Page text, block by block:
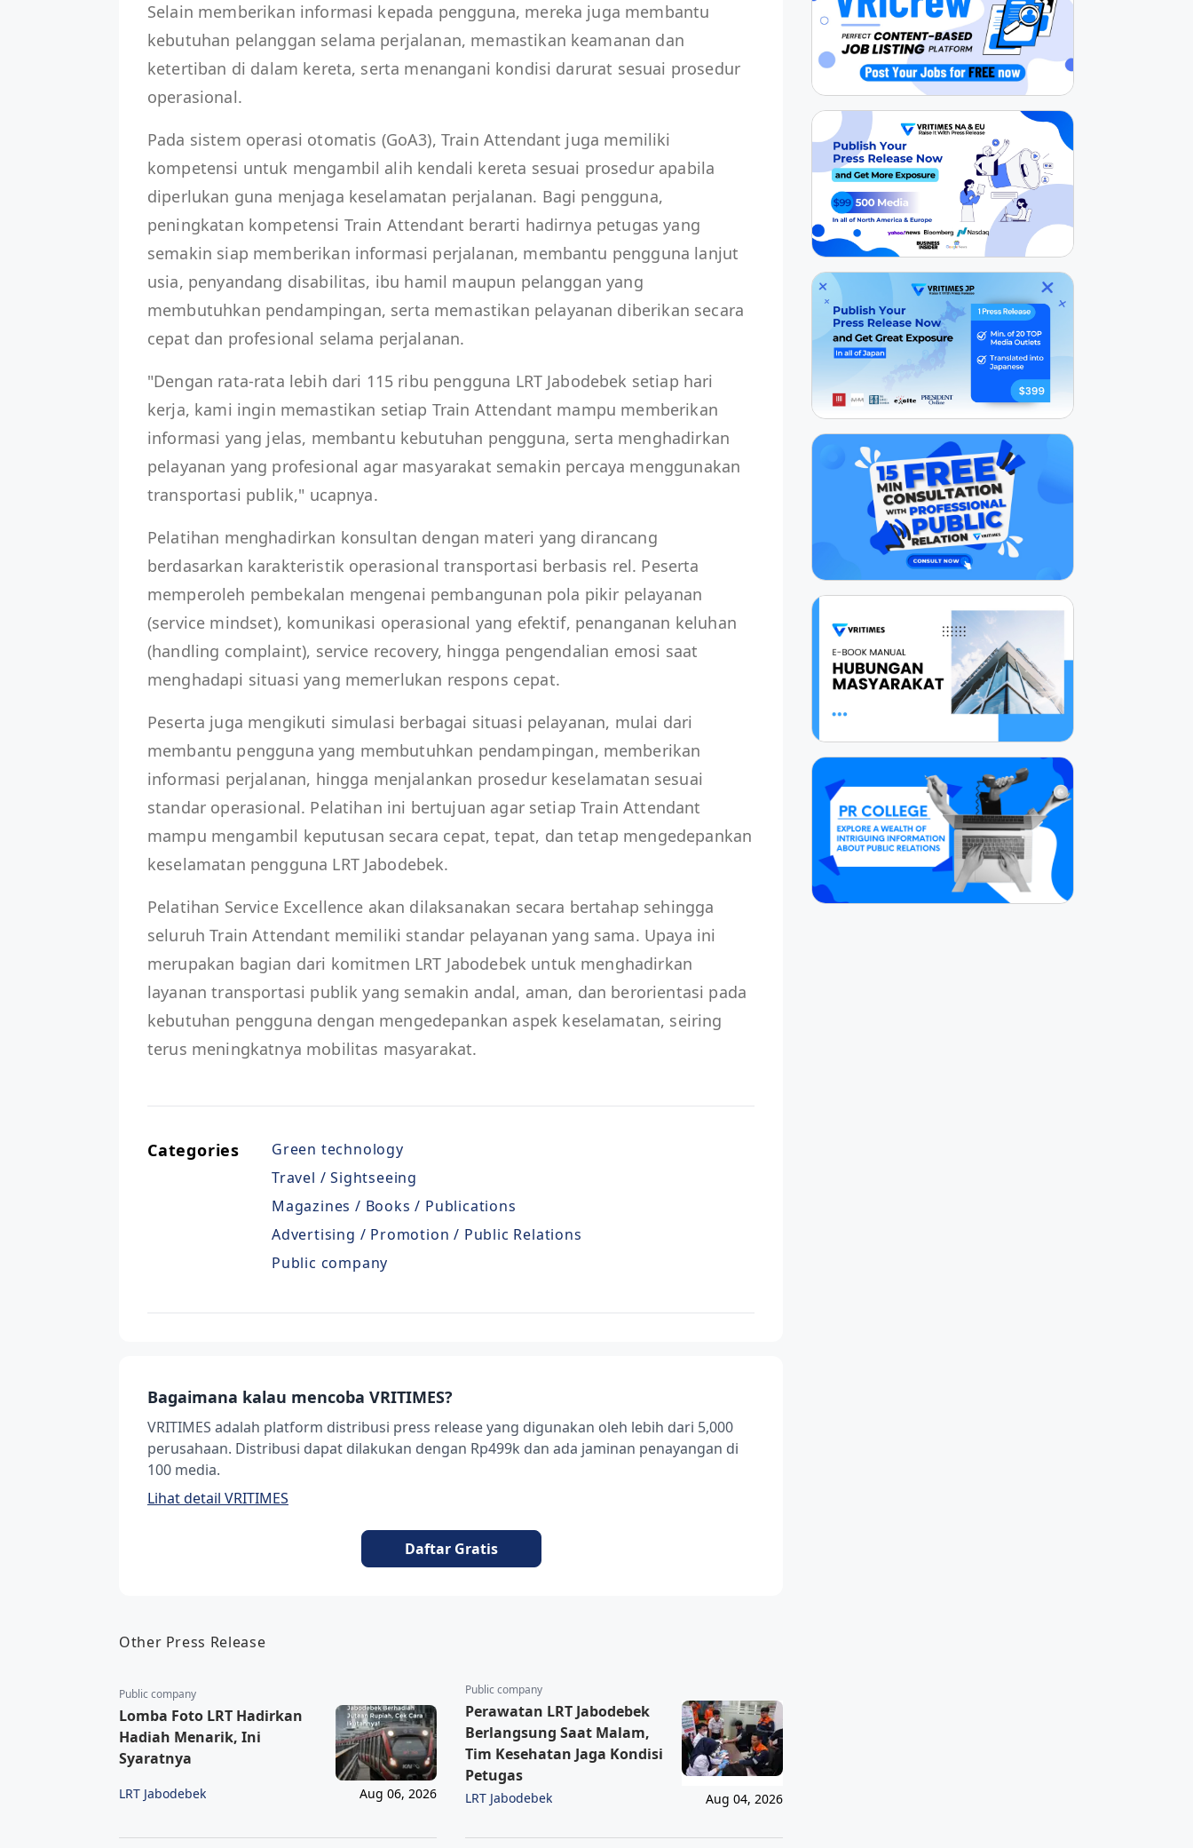
Selain memberikan informasi kepada pengguna, mereka juga membantu
kebutuhan pelanggan selama perjalanan, memastikan keamanan dan
ketertiban di dalam kereta, serta menangani kondisi darurat sesuai prosedur
operasional.
Pada sistem operasi otomatis (GoA3), Train Attendant juga memiliki
kompetensi untuk mengambil alih kendali kereta sesuai prosedur apabila
diperlukan guna menjaga keselamatan perjalanan. Bagi pengguna,
peningkatan kompetensi Train Attendant berarti hadirnya petugas yang
semakin siap memberikan informasi perjalanan, membantu pengguna lanjut
usia, penyandang disabilitas, ibu hamil maupun pelanggan yang
membutuhkan pendampingan, serta memastikan pelayanan diberikan secara
cepat dan profesional selama perjalanan.
"Dengan rata-rata lebih dari 115 ribu pengguna LRT Jabodebek setiap hari
kerja, kami ingin memastikan setiap Train Attendant mampu memberikan
informasi yang jelas, membantu kebutuhan pengguna, serta menghadirkan
pelayanan yang profesional agar masyarakat semakin percaya menggunakan
transportasi publik," ucapnya.
Pelatihan menghadirkan konsultan dengan materi yang dirancang
berdasarkan karakteristik operasional transportasi berbasis rel. Peserta
memperoleh pembekalan mengenai pembangunan pola pikir pelayanan
(service mindset), komunikasi operasional yang efektif, penanganan keluhan
(handling complaint), service recovery, hingga pengendalian emosi saat
menghadapi situasi yang memerlukan respons cepat.
Peserta juga mengikuti simulasi berbagai situasi pelayanan, mulai dari
membantu pengguna yang membutuhkan pendampingan, memberikan
informasi perjalanan, hingga menjalankan prosedur keselamatan sesuai
standar operasional. Pelatihan ini bertujuan agar setiap Train Attendant
mampu mengambil keputusan secara cepat, tepat, dan tetap mengedepankan
keselamatan pengguna LRT Jabodebek.
Pelatihan Service Excellence akan dilaksanakan secara bertahap sehingga
seluruh Train Attendant memiliki standar pelayanan yang sama. Upaya ini
merupakan bagian dari komitmen LRT Jabodebek untuk menghadirkan
layanan transportasi publik yang semakin andal, aman, dan berorientasi pada
kebutuhan pengguna dengan mengedepankan aspek keselamatan, seiring
terus meningkatnya mobilitas masyarakat.
Categories
Green technology
Travel / Sightseeing
Magazines / Books / Publications
Advertising / Promotion / Public Relations
Public company
Bagaimana kalau mencoba VRITIMES?
VRITIMES adalah platform distribusi press release yang digunakan oleh lebih dari 5,000
perusahaan. Distribusi dapat dilakukan dengan Rp499k dan ada jaminan penayangan di
100 media.
Lihat detail VRITIMES
Daftar Gratis
Other Press Release
Public company
Lomba Foto LRT Hadirkan
Hadiah Menarik, Ini
Syaratnya
LRT Jabodebek Aug 06, 2026
Public company
Perawatan LRT Jabodebek
Berlangsung Saat Malam,
Tim Kesehatan Jaga Kondisi
Petugas
LRT Jabodebek Aug 04, 2026